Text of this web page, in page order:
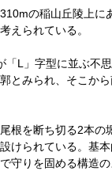
の稲山丘陵上に
えられている。
L」字型に並ぶ不
とみられ、そこか
根を断ち切る2本の
けられている。基
守りを固める構造の